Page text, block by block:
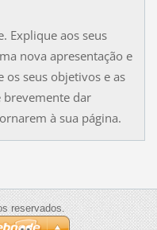
Explique aos seus
nova apresentação e
os seus objetivos e as
brevemente dar
à sua página.
reservados.